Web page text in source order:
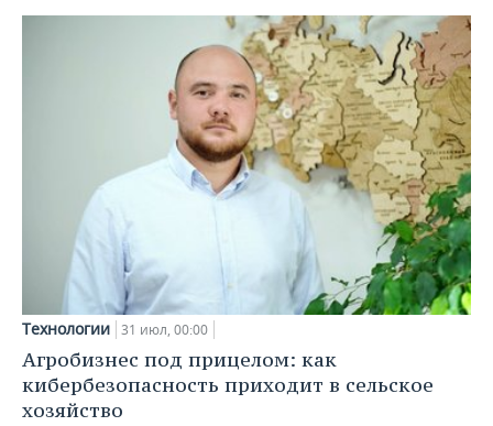
Технологии 31 июл, 00:00
Агробизнес под прицелом: как
кибербезопасность приходит в сельское
хозяйство